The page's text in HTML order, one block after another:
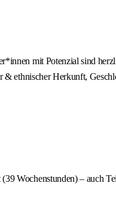
mit Potenzial sind
ethnischer Herkunft,
Wochenstunden) – auch